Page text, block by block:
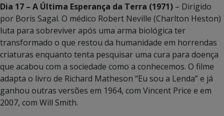
Dia 17 – A Última Esperança da Terra (1971) – Dirigido
por Boris Sagal. O médico Robert Neville (Charlton Heston)
luta para sobreviver após uma arma biológica ter
transformado o que restou da humanidade em horrendas
criaturas enquanto tenta pesquisar uma cura para doença
que acabou com a sociedade como a conhecemos. O filme
adapta o livro de Richard Matheson “Eu sou a Lenda” e já
ganhou outras versões em 1964, com Vincent Price e em
2007, com Will Smith.